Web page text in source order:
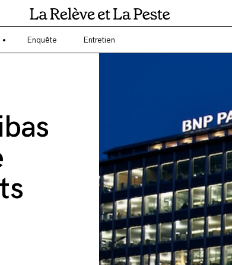
et l'environnement ? La Relève et la Peste est un
Enquête Entretien